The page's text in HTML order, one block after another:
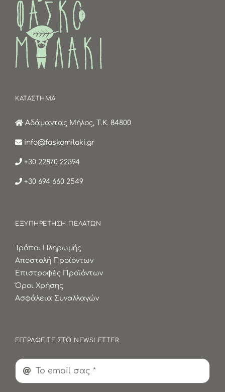
ΚΑΤΑΣΤΗΜΑ
Αδάμαντας Μήλος, Τ.Κ. 84800
info@faskomilaki.gr
+30 22870 22394
+30 694 660 2549
ΕΞΥΠΗΡΕΤΗΣΗ ΠΕΛΑΤΩΝ
Τρόποι Πληρωμής
Αποστολή Προϊόντων
Επιστροφές Προϊόντων
Όροι Χρήσης
Ασφάλεια Συναλλαγών
ΕΓΓΡΑΦΕΙΤΕ ΣΤΟ NEWSLETTER